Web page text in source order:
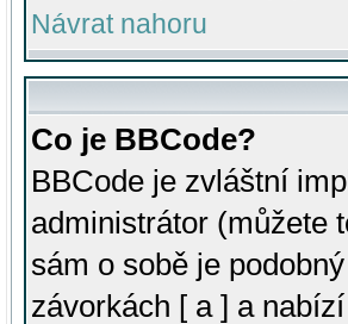
Návrat nahoru
Co je BBCode?
BBCode je zvláštní
administrátor (můžete
sám o sobě je
závorkách [ a ] a